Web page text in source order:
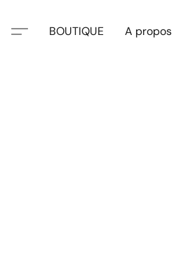
BOUTIQUE A propos